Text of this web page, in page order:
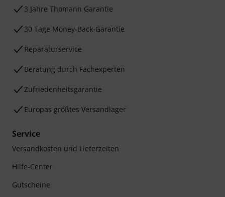
3 Jahre Thomann Garantie
30 Tage Money-Back-Garantie
Reparaturservice
Beratung durch Fachexperten
Zufriedenheitsgarantie
Europas größtes Versandlager
Service
Versandkosten und Lieferzeiten
Hilfe-Center
Gutscheine